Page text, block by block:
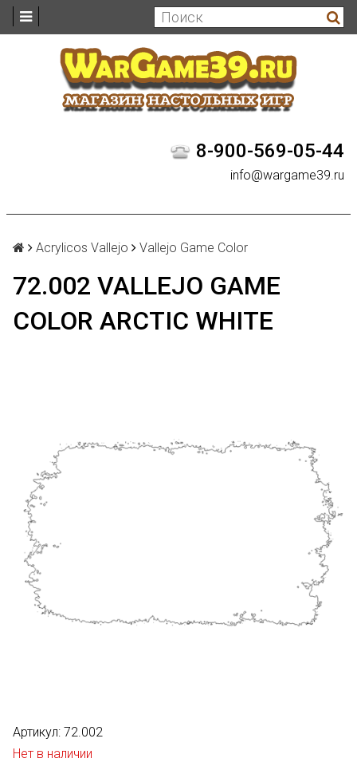
8-900-569-05-44
info@wargame39.ru
Acrylicos Vallejo Vallejo Game Color
72.002 VALLEJO GAME
COLOR ARCTIC WHITE
Артикул: 72.002
Нет в наличии